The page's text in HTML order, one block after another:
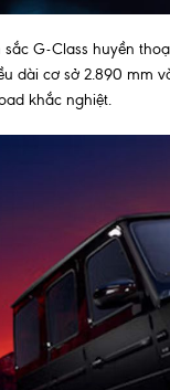
G-Class huyền
dài cơ sở 2.890
khắc nghiệt.